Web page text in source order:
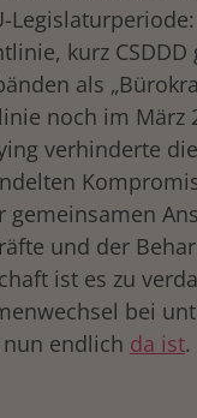
kurz CSDDD
als
noch im März
verhinderte
gemeinsamen
und der
ist es zu
bei
endlich da ist.